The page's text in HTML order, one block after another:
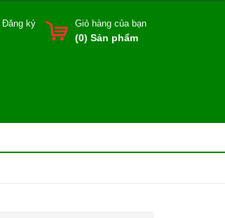
Giỏ hàng của bạn
(0) Sản phẩm
Đăng ký